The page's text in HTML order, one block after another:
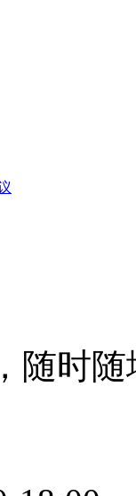
随时